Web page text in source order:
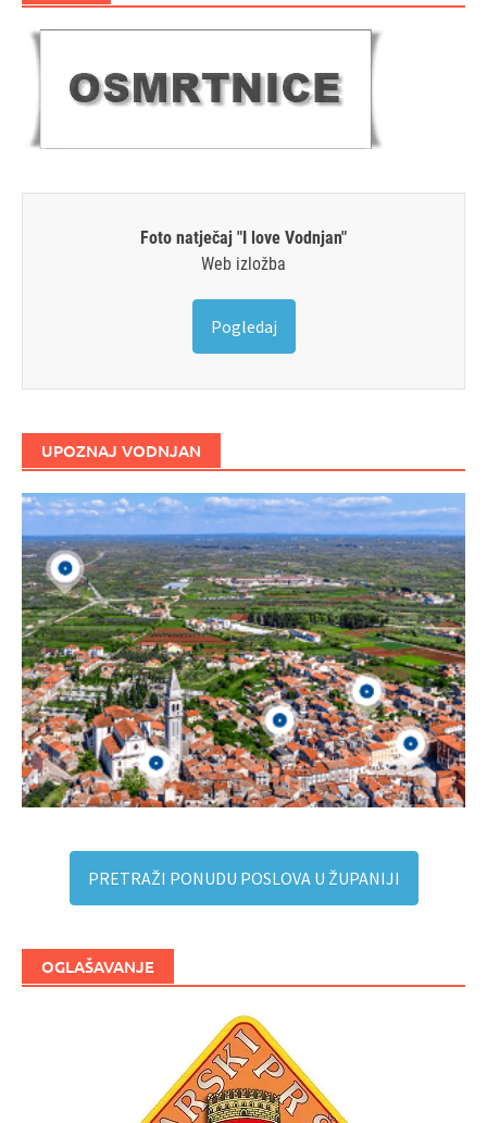
Foto natječaj "I love Vodnjan"
Web izložba
Pogledaj
UPOZNAJ VODNJAN
PRETRAŽI PONUDU POSLOVA U ŽUPANIJI
OGLAŠAVANJE